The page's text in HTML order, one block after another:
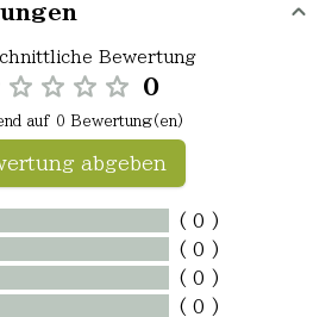
Bewertung
0
auf 0 Bewertung(en)
abgeben
( 0 )
( 0 )
( 0 )
( 0 )